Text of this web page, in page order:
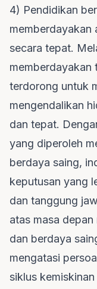
4) Pendidikan
memberdayakan
secara tepat.
memberdayakan
terdorong untuk
mengendalikan
dan tepat.
yang diperoleh
berdaya saing,
keputusan yang
dan tanggung
atas masa
dan berdaya
mengatasi
siklus